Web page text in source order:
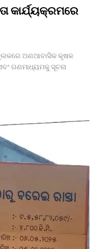
କାର୍ଯ୍ୟକ୍ରମରେ
ଅଣଆବାସିକ କୃଷକ
ଗଣମାଧ୍ୟମକୁ ସୂଚନା